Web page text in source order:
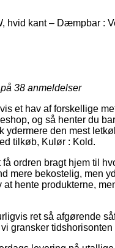
hvid kant – Dæmpbar :
38 anmeldelser
et hav af forskellige
og så henter du
ydermere den mest
tilkøb, Kulør : Kold.
ordren bragt hjem til
mere bekostelig, men
hente produkterne,
ret så afgørende
gransker